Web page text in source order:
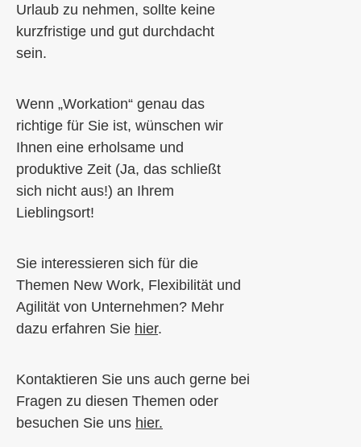
Urlaub zu nehmen, sollte keine
kurzfristige und gut durchdacht
sein.
Wenn „Workation“ genau das
richtige für Sie ist, wünschen wir
Ihnen eine erholsame und
produktive Zeit (Ja, das schließt
sich nicht aus!) an Ihrem
Lieblingsort!
Sie interessieren sich für die
Themen New Work, Flexibilität und
Agilität von Unternehmen? Mehr
dazu erfahren Sie hier.
Kontaktieren Sie uns auch gerne bei
Fragen zu diesen Themen oder
besuchen Sie uns hier.